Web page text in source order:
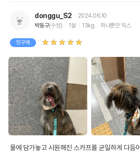
donggu_S2
2024.06.10
박동구(수컷) 1살 13kg 하나뿐인 믹스
첫구매
물에 담가놓고 시원해진 스카프를 균일하게 다듬